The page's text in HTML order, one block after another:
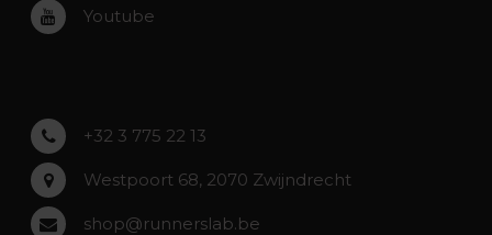
Asse
Youtube
+32 3 775 22 13
Westpoort 68, 2070 Zwijndrecht
shop@runnerslab.be